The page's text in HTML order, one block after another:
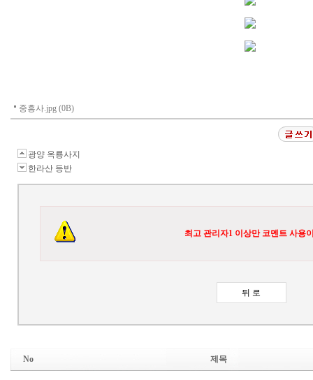
중흥사.jpg (0B)
광양 옥룡사지
한라산 등반
최고 관리자1 이상만 코멘트 사용
No 제목